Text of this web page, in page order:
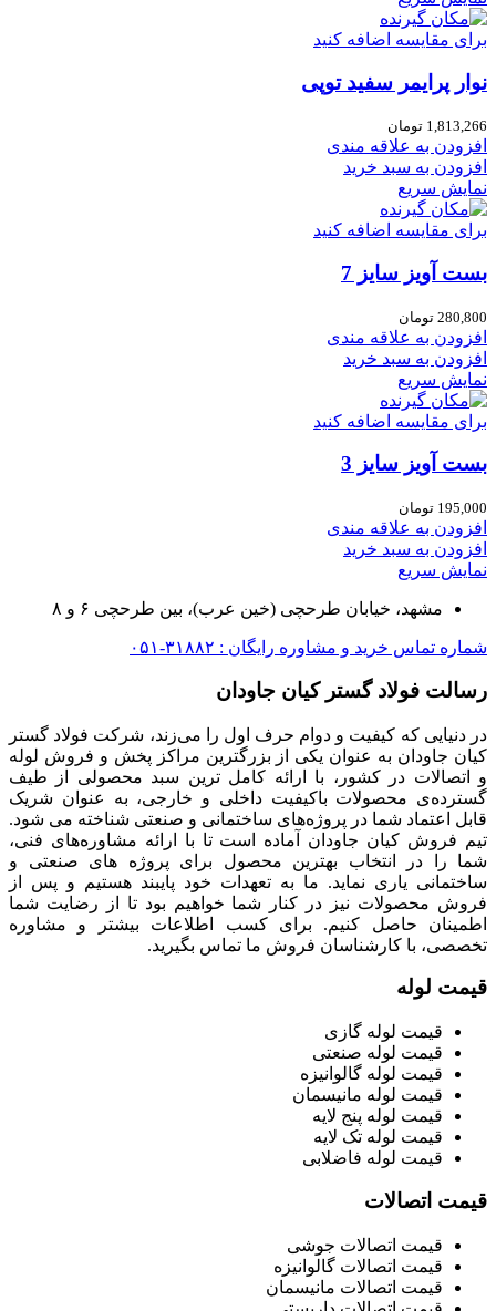
برای مقایسه اضافه کنید
نوار پرایمر سفید توپی
1,813,266 تومان
افزودن به علاقه مندی
افزودن به سبد خرید
نمایش سریع
برای مقایسه اضافه کنید
بست آویز سایز 7
280,800 تومان
افزودن به علاقه مندی
افزودن به سبد خرید
نمایش سریع
برای مقایسه اضافه کنید
بست آویز سایز 3
195,000 تومان
افزودن به علاقه مندی
افزودن به سبد خرید
نمایش سریع
مشهد، خیابان طرحچی (خین عرب)، بین طرحچی ۶ و ۸
شماره تماس خرید و مشاوره رایگان : ۳۱۸۸۲-۰۵۱
رسالت فولاد گستر کیان جاودان
در دنیایی که کیفیت و دوام حرف اول را می‌زند، شرکت فولاد گستر
کیان جاودان به عنوان یکی از بزرگترین مراکز پخش و فروش لوله
و اتصالات در کشور، با ارائه کامل ترین سبد محصولی از طیف
گسترده‌‌ی محصولات باکیفیت داخلی و خارجی، به عنوان شریک
قابل اعتماد شما در پروژه‌های ساختمانی و صنعتی شناخته می شود.
تیم فروش کیان جاودان آماده است تا با ارائه مشاوره‌های فنی،
شما را در انتخاب بهترین محصول برای پروژه های صنعتی و
ساختمانی یاری نماید. ما به تعهدات خود پایبند هستیم و پس از
فروش محصولات نیز در کنار شما خواهیم بود تا از رضایت شما
اطمینان حاصل کنیم. برای کسب اطلاعات بیشتر و مشاوره
تخصصی، با کارشناسان فروش ما تماس بگیرید.
قیمت لوله
قیمت لوله گازی
قیمت لوله صنعتی
قیمت لوله گالوانیزه
قیمت لوله مانیسمان
قیمت لوله پنج لایه
قیمت لوله تک لایه
قیمت لوله فاضلابی
قیمت اتصالات
قیمت اتصالات جوشی
قیمت اتصالات گالوانیزه
قیمت اتصالات مانیسمان